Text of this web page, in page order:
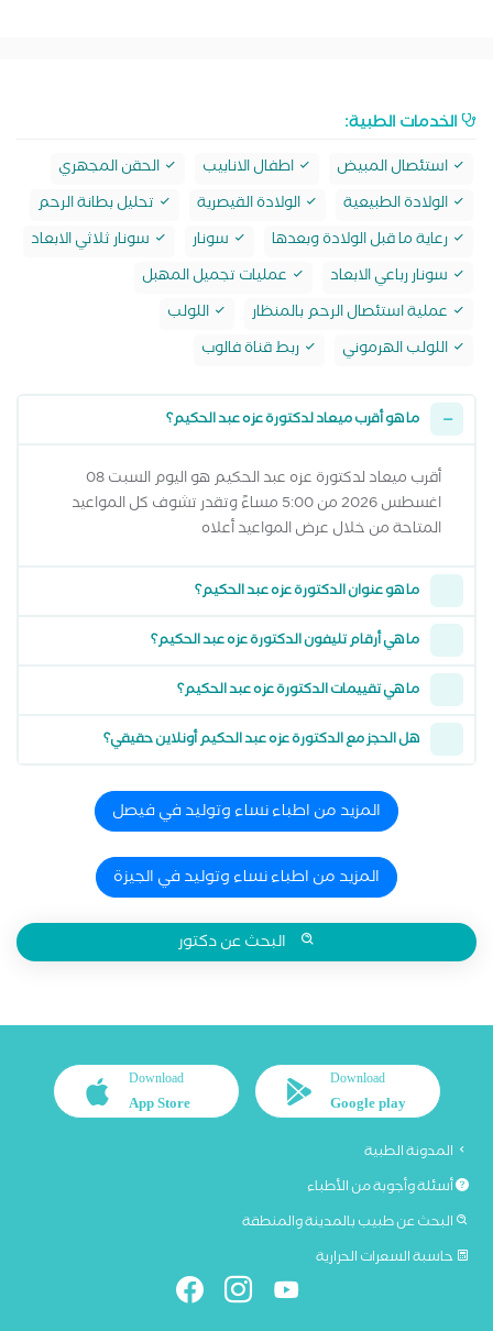
الخدمات الطبية:
استئصال المبيض اطفال الانابيب
الحقن المجهري
الولادة الطبيعية
الولادة القيصرية
تحليل بطانة الرحم
رعاية ما قبل الولادة وبعدها
سونار
سونار ثلاثي الابعاد
سونار رباعي الابعاد
عمليات تجميل المهبل
عملية استئصال الرحم بالمنظار
اللولب
اللولب الهرموني
ربط قناة فالوب
ما هو أقرب ميعاد لدكتورة عزه عبد الحكيم؟
أقرب ميعاد لدكتورة عزه عبد الحكيم هو اليوم السبت 08
اغسطس 2026 من 5:00 مساءً وتقدر تشوف كل المواعيد
المتاحة من خلال عرض المواعيد أعلاه
ما هو عنوان الدكتورة عزه عبد الحكيم؟
ما هي أرقام تليفون الدكتورة عزه عبد الحكيم؟
ما هي تقييمات الدكتورة عزه عبد الحكيم؟
هل الحجز مع الدكتورة عزه عبد الحكيم أونلاين حقيقي؟
المزيد من اطباء نساء وتوليد في فيصل
المزيد من اطباء نساء وتوليد في الجيزة
البحث عن دكتور
Download
Google play
Download
App Store
المدونة الطبية
أسئلة وأجوبة من الأطباء
البحث عن طبيب بالمدينة والمنطقة
حاسبة السعرات الحرارية